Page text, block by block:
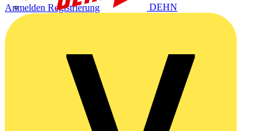
DEHN
Anmelden Registrierung